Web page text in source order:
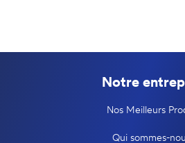
Notre
Nos Meilleurs
Qui sommes-